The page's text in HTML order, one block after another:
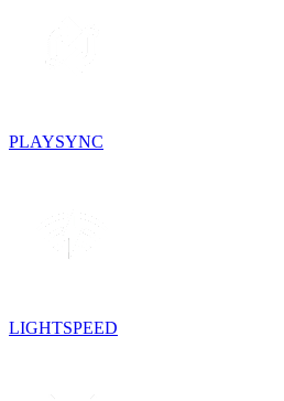
PLAYSYNC
LIGHTSPEED